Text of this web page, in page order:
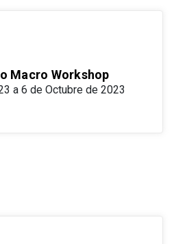
Macro Workshop
a 6 de Octubre de 2023